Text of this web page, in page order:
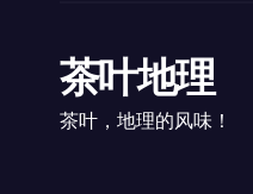
茶叶地理
茶叶，地理的风味！